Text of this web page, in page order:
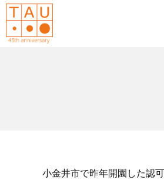
小金井市で昨年開園した認